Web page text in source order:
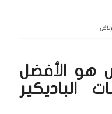
هو الأفضل